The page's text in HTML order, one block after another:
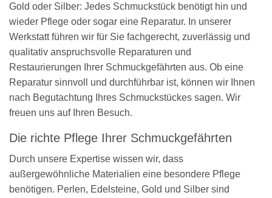
Gold oder Silber: Jedes Schmuckstück benötigt hin und
wieder Pflege oder sogar eine Reparatur. In unserer
Werkstatt führen wir für Sie fachgerecht, zuverlässig und
qualitativ anspruchsvolle Reparaturen und
Restaurierungen Ihrer Schmuckgefährten aus. Ob eine
Reparatur sinnvoll und durchführbar ist, können wir Ihnen
nach Begutachtung Ihres Schmuckstückes sagen. Wir
freuen uns auf Ihren Besuch.
Die richte Pflege Ihrer Schmuckgefährten
Durch unsere Expertise wissen wir, dass
außergewöhnliche Materialien eine besondere Pflege
benötigen. Perlen, Edelsteine, Gold und Silber sind